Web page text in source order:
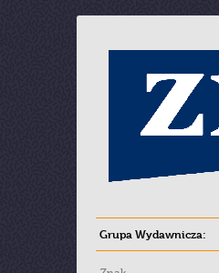
Grupa Wydawnicza: